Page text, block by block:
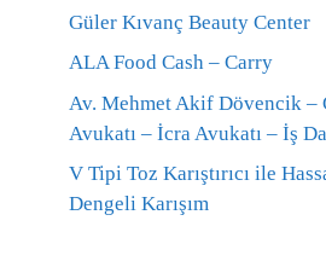
Güler Kıvanç Beauty Center
ALA Food Cash – Carry
Av. Mehmet Akif Dövencik –
Avukatı – İcra Avukatı – İş
V Tipi Toz Karıştırıcı ile
Dengeli Karışım